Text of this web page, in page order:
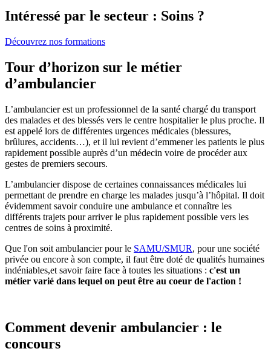
Intéressé par le secteur : Soins ?
Découvrez nos formations
Tour d’horizon sur le métier
d’ambulancier
L’ambulancier est un professionnel de la santé chargé du transport
des malades et des blessés vers le centre hospitalier le plus proche. Il
est appelé lors de différentes urgences médicales (blessures,
brûlures, accidents…), et il lui revient d’emmener les patients le plus
rapidement possible auprès d’un médecin voire de procéder aux
gestes de premiers secours.
L’ambulancier dispose de certaines connaissances médicales lui
permettant de prendre en charge les malades jusqu’à l’hôpital. Il doit
évidemment savoir conduire une ambulance et connaître les
différents trajets pour arriver le plus rapidement possible vers les
centres de soins à proximité.
Que l'on soit ambulancier pour le SAMU/SMUR, pour une société
privée ou encore à son compte, il faut être doté de qualités humaines
indéniables,et savoir faire face à toutes les situations : c'est un
métier varié dans lequel on peut être au coeur de l'action !
Comment devenir ambulancier : le
concours